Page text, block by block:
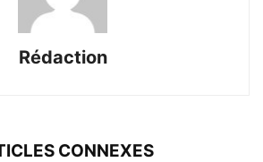
Rédaction
CONNEXES